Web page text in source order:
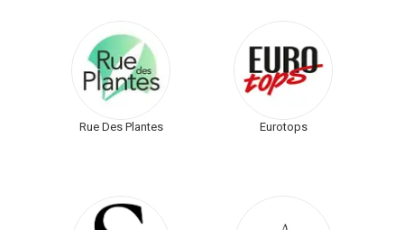
Rue Des Plantes Eurotops